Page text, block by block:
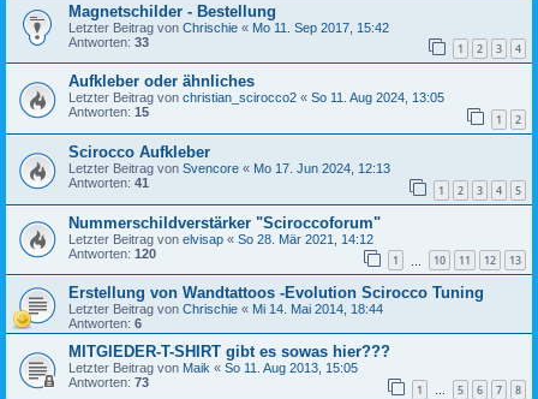
Magnetschilder - Bestellung
Letzter Beitrag von Chrischie « Mo 11. Sep 2017, 15:42
Antworten: 33 1 2 3 4
Aufkleber oder ähnliches
Letzter Beitrag von christian_scirocco2 « So 11. Aug 2024, 13:05
Antworten: 15 1 2
Scirocco Aufkleber
Letzter Beitrag von Svencore « Mo 17. Jun 2024, 12:13
Antworten: 41 1 2 3 4 5
Nummerschildverstärker "Sciroccoforum"
Letzter Beitrag von elvisap « So 28. Mär 2021, 14:12
Antworten: 120 1 10 11 12 13
Erstellung von Wandtattoos -Evolution Scirocco Tuning
Letzter Beitrag von Chrischie « Mi 14. Mai 2014, 18:44
Antworten: 6
MITGIEDER-T-SHIRT gibt es sowas hier???
Letzter Beitrag von Maik « So 11. Aug 2013, 15:05
Antworten: 73 1 … 5 6 7 8